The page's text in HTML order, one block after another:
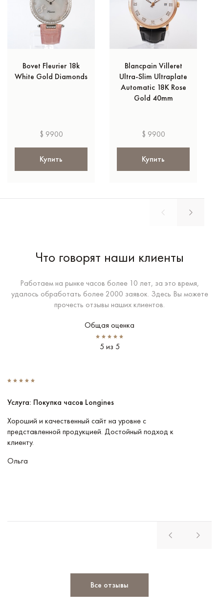
Bovet Fleurier 18k
White Gold Diamonds
$ 9900
Купить
Blancpain Villeret
Ultra-Slim Ultraplate
Automatic 18K Rose
Gold 40mm
$ 9900
Купить
Что говорят наши клиенты
Работаем на рынке часов более 10 лет, за это время,
удалось обработать более 2000 заявок. Здесь Вы можете
прочесть отзывы наших клиентов.
Общая оценка
5 из 5
Услуга: Покупка часов Longines
Хороший и качественный сайт на уровне с
представленной продукцией. Достойный подход к
клиенту.
Ольга
Все отзывы